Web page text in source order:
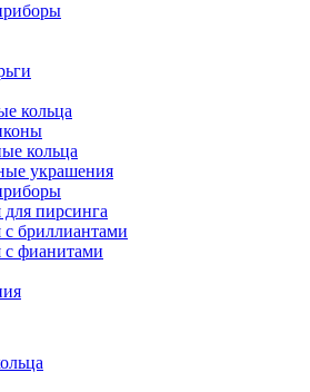
кольца
кольца
украшения
пирсинга
бриллиантами
с фианитами